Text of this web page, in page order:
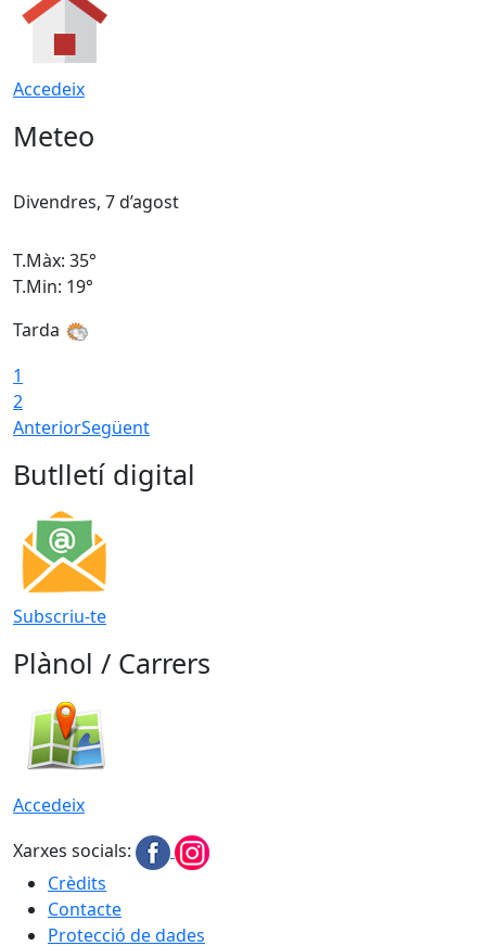
Accedeix
Meteo
Divendres, 7 d’agost
T.Màx: 35°
T.Min: 19°
Tarda
1
2
AnteriorSegüent
Butlletí digital
Subscriu-te
Plànol / Carrers
Accedeix
Xarxes socials:
Crèdits
Contacte
Protecció de dades